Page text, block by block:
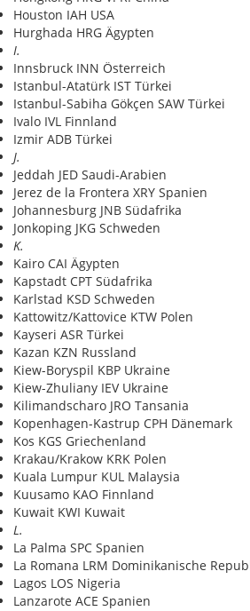
Houston IAH USA
Hurghada HRG Ägypten
I.
Innsbruck INN Österreich
Istanbul-Atatürk IST Türkei
Istanbul-Sabiha Gökçen SAW Türkei
Ivalo IVL Finnland
Izmir ADB Türkei
J.
Jeddah JED Saudi-Arabien
Jerez de la Frontera XRY Spanien
Johannesburg JNB Südafrika
Jonkoping JKG Schweden
K.
Kairo CAI Ägypten
Kapstadt CPT Südafrika
Karlstad KSD Schweden
Kattowitz/Kattovice KTW Polen
Kayseri ASR Türkei
Kazan KZN Russland
Kiew-Boryspil KBP Ukraine
Kiew-Zhuliany IEV Ukraine
Kilimandscharo JRO Tansania
Kopenhagen-Kastrup CPH Dänemark
Kos KGS Griechenland
Krakau/Krakow KRK Polen
Kuala Lumpur KUL Malaysia
Kuusamo KAO Finnland
Kuwait KWI Kuwait
L.
La Palma SPC Spanien
La Romana LRM Dominikanische
Lagos LOS Nigeria
Lanzarote ACE Spanien